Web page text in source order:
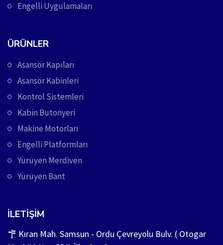
Engelli Uygulamaları
ÜRÜNLER
Asansör Kapıları
Asansör Kabinleri
Kontrol Sistemleri
Kabin Butonyeri
Makine Motorları
Engelli Platformları
Yürüyen Merdiven
Yürüyen Bant
İLETIŞIM
Kıran Mah. Samsun - Ordu Çevreyolu Bulv. ( Otogar